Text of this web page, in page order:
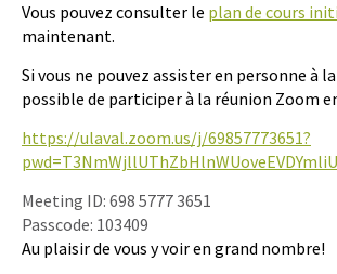
Vous pouvez consulter le plan de cours
maintenant.
Si vous ne pouvez assister en personne à
possible de participer à la réunion Zoom
https://ulaval.zoom.us/j/69857773651?
Meeting ID: 698 5777 3651
Passcode: 103409
Au plaisir de vous y voir en grand nombre!